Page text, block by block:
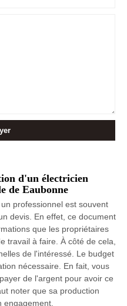
d'un électricien
de Eaubonne
professionnel est souvent
devis. En effet, ce document
que les propriétaires
travail à faire. À côté de cela,
de l'intéressé. Le budget
nécessaire. En fait, vous
de l'argent pour avoir ce
noter que sa production
engagement.